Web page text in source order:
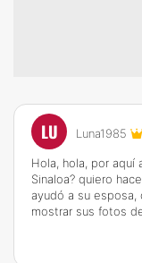
LU Luna1985
Hola, hola, por
Sinaloa? quiero
ayudó a su esposa,
mostrar sus fotos